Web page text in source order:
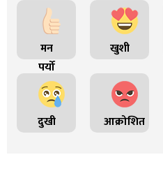
मन
पर्यो
खुशी
दुखी आक्रोशित